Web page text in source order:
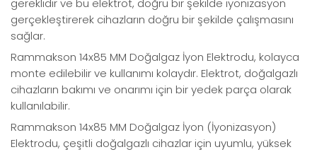
gereklidir ve bu elektrot, doğru bir şekilde iyonizasyon
gerçekleştirerek cihazların doğru bir şekilde çalışmasını
sağlar.
Rammakson 14x85 MM Doğalgaz İyon Elektrodu, kolayca
monte edilebilir ve kullanımı kolaydır. Elektrot, doğalgazlı
cihazların bakımı ve onarımı için bir yedek parça olarak
kullanılabilir.
Rammakson 14x85 MM Doğalgaz İyon (İyonizasyon)
Elektrodu, çeşitli doğalgazlı cihazlar için uyumlu, yüksek